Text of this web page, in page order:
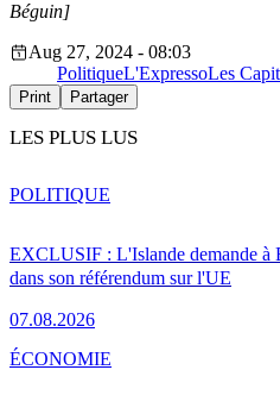
Béguin]
Aug 27, 2024 - 08:03
PolitiqueL'ExpressoLes
Print Partager
LES PLUS LUS
EXCLUSIF : L'Islande demande à
dans son référendum sur l'UE
07.08.2026
POLITIQUE
ÉCONOMIE